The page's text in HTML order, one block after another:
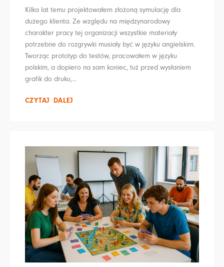
Kilka lat temu projektowałem złożoną symulację dla
dużego klienta. Ze względu na międzynarodowy
charakter pracy tej organizacji wszystkie materiały
potrzebne do rozgrywki musiały być w języku angielskim.
Tworząc prototyp do testów, pracowałem w języku
polskim, a dopiero na sam koniec, tuż przed wysłaniem
grafik do druku,...
CZYTAJ DALEJ